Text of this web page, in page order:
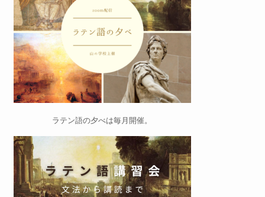
ラテン語の夕べは毎月開催。